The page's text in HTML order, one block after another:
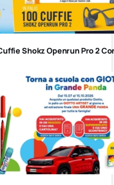
Shokz Openrun Pro 2